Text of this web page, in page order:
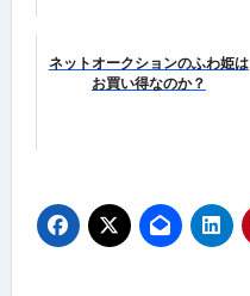
ネットオークションのふわ姫は
お買い得なのか？